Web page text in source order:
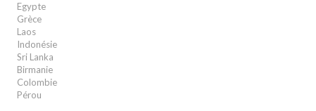
Egypte
Grèce
Laos
Indonésie
Sri Lanka
Birmanie
Colombie
Pérou